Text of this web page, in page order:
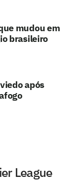
mudou em
brasileiro
após
League